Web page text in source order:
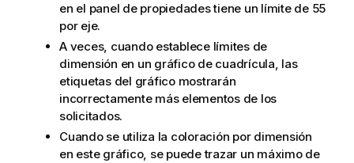
en el panel de propiedades tiene un límite de 55
por eje.
A veces, cuando establece límites de
dimensión en un gráfico de cuadrícula, las
etiquetas del gráfico mostrarán
incorrectamente más elementos de los
solicitados.
Cuando se utiliza la coloración por dimensión
en este gráfico, se puede trazar un máximo de